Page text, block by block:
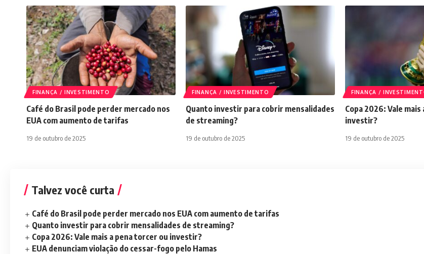
FINANÇA / INVESTIMENTO
Café do Brasil pode perder mercado nos
EUA com aumento de tarifas
19 de outubro de 2025
FINANÇA / INVESTIMENTO
Quanto investir para cobrir mensalidades
de streaming?
19 de outubro de 2025
FINANÇA /
Copa 2026: Vale
investir?
19 de outubro de 2025
Talvez você curta
Café do Brasil pode perder mercado nos EUA com aumento de tarifas
Quanto investir para cobrir mensalidades de streaming?
Copa 2026: Vale mais a pena torcer ou investir?
EUA denunciam violação do cessar-fogo pelo Hamas